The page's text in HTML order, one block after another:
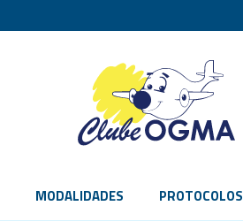
MODALIDADES PROTOCOLOS